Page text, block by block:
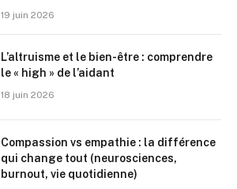
19 juin 2026
L’altruisme et le bien-être : comprendre
le « high » de l’aidant
18 juin 2026
Compassion vs empathie : la différence
qui change tout (neurosciences,
burnout, vie quotidienne)